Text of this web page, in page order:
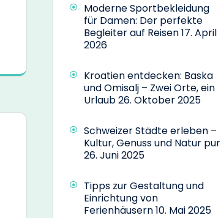
Moderne Sportbekleidung
für Damen: Der perfekte
Begleiter auf Reisen17. April
2026
Kroatien entdecken: Baska
und Omisalj – Zwei Orte, ein
Urlaub26. Oktober 2025
Schweizer Städte erleben –
Kultur, Genuss und Natur pur
26. Juni 2025
Tipps zur Gestaltung und
Einrichtung von
Ferienhäusern10. Mai 2025